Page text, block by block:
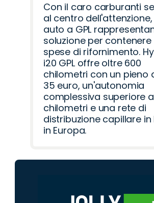
Con il caro carburanti
al centro dell'attenzione,
auto a GPL
soluzione per contenere
spese di rifornimento.
i20 GPL offre oltre 600
chilometri con un pieno
35 euro, un'autonomia
complessiva superiore a
chilometri e una rete di
distribuzione capillare in
in Europa.